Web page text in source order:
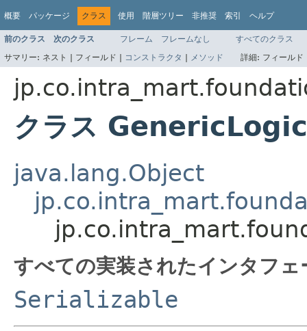
概要 パッケージ クラス 使用 階層ツリー 非推奨 索引 ヘルプ
前のクラス 次のクラス フレーム フレームなし
すべてのクラス
サマリー: ネスト | フィールド | コンストラクタ | メソッド 詳細: フィール
クラス
java.lang.Object
すべての実装されたインタフ
Serializable